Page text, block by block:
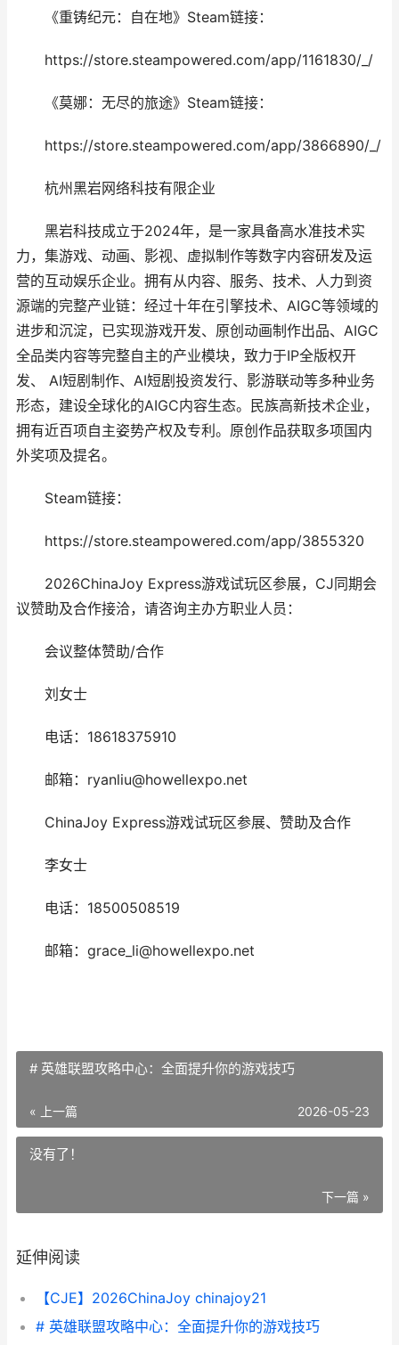
《重铸纪元：自在地》Steam链接：
https://store.steampowered.com/app/1161830/_/
《莫娜：无尽的旅途》Steam链接：
https://store.steampowered.com/app/3866890/_/
杭州黑岩网络科技有限企业
黑岩科技成立于2024年，是一家具备高水准技术实
力，集游戏、动画、影视、虚拟制作等数字内容研发及运
营的互动娱乐企业。拥有从内容、服务、技术、人力到资
源端的完整产业链：经过十年在引擎技术、AIGC等领域的
进步和沉淀，已实现游戏开发、原创动画制作出品、AIGC
全品类内容等完整自主的产业模块，致力于IP全版权开
发、 AI短剧制作、AI短剧投资发行、影游联动等多种业务
形态，建设全球化的AIGC内容生态。民族高新技术企业，
拥有近百项自主姿势产权及专利。原创作品获取多项国内
外奖项及提名。
Steam链接：
https://store.steampowered.com/app/3855320
2026ChinaJoy Express游戏试玩区参展，CJ同期会
议赞助及合作接洽，请咨询主办方职业人员：
会议整体赞助/合作
刘女士
电话：18618375910
邮箱：ryanliu@howellexpo.net
ChinaJoy Express游戏试玩区参展、赞助及合作
李女士
电话：18500508519
邮箱：grace_li@howellexpo.net
# 英雄联盟攻略中心：全面提升你的游戏技巧
« 上一篇 2026-05-23
没有了！
下一篇 »
延伸阅读
【CJE】2026ChinaJoy chinajoy21
# 英雄联盟攻略中心：全面提升你的游戏技巧